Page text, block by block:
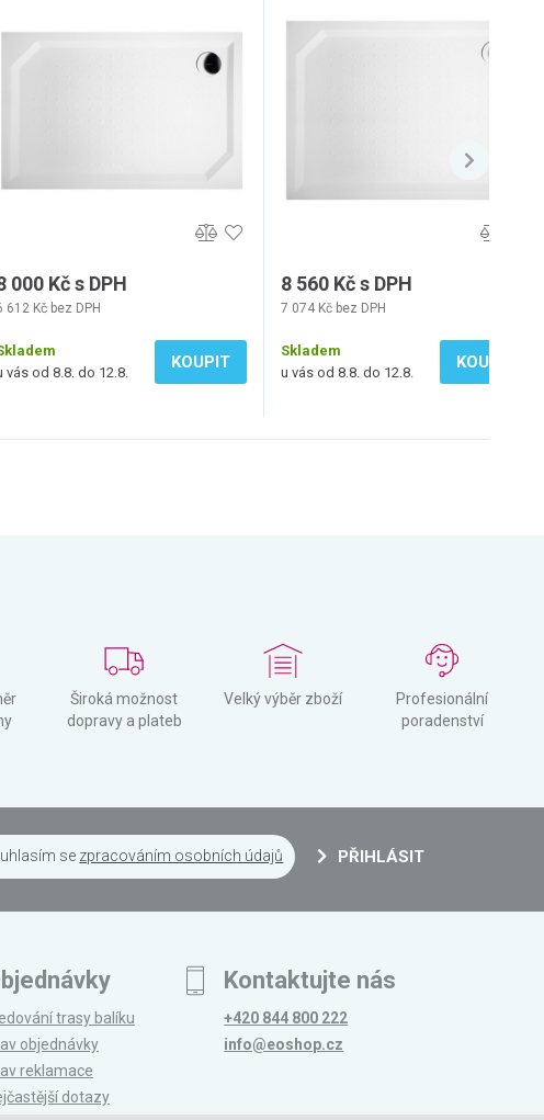
000 Kč s DPH
612 Kč bez DPH
vás od 8.8. do 12.8.
KOUPIT
8 560 Kč s DPH
7 074 Kč bez DPH
Skladem
u vás od 8.8. do 12.8.
KOUPIT
Široká možnost
dopravy a plateb
Velký výběr zboží
Profesionální
poradenství
se zpracováním osobních údajů PŘIHLÁSIT
trasy balíku
objednávky
reklamace
dotazy
Kontaktujte nás
+420 844 800 222
info@eoshop.cz